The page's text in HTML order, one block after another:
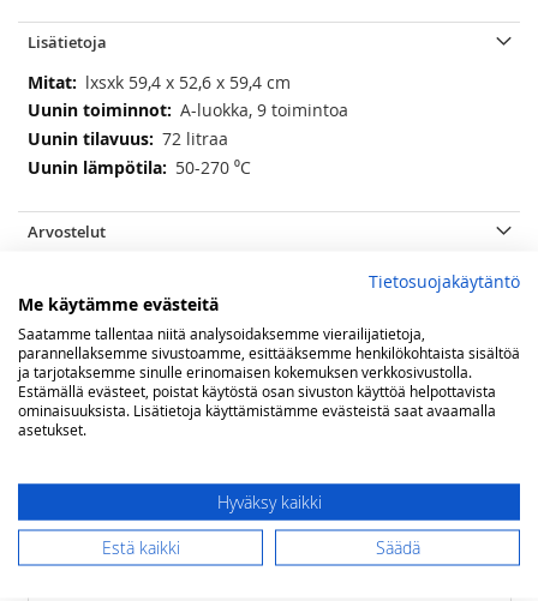
Lisätietoja
Lisätietojalxsxk 59,4 x 52,6 x 59,4 cm
A-luokka, 9 toimintoa
72 litraa
50-270 ⁰C
Arvostelut
Lofra DolceVita upotettava 60 cm sähköuuni,
rst
Arviosi
Rating
star
stars
stars
stars
stars
Nimimerkki
Tietosuojakäytäntö
Me käytämme evästeitä
Saatamme tallentaa niitä analysoidaksemme vierailijatietoja,
parannellaksemme sivustoamme, esittääksemme henkilökohtaista sisältöä
ja tarjotaksemme sinulle erinomaisen kokemuksen verkkosivustolla.
Estämällä evästeet, poistat käytöstä osan sivuston käyttöä helpottavista
ominaisuuksista. Lisätietoja käyttämistämme evästeistä saat avaamalla
asetukset.
Hyväksy kaikki
Estä kaikki Säädä